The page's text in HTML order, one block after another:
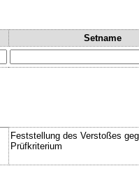
Setname
Feststellung des Verstoßes
Prüfkriterium